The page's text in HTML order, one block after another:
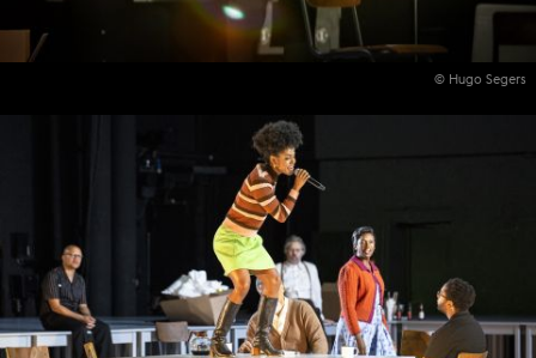
© Hugo Segers